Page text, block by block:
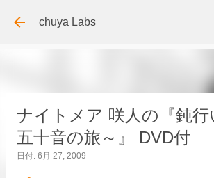
スキップしてメイン コンテン
chuya Labs
ナイトメア 咲人の『鈍行
五十音の旅～』 DVD付
日付: 6月 27, 2009